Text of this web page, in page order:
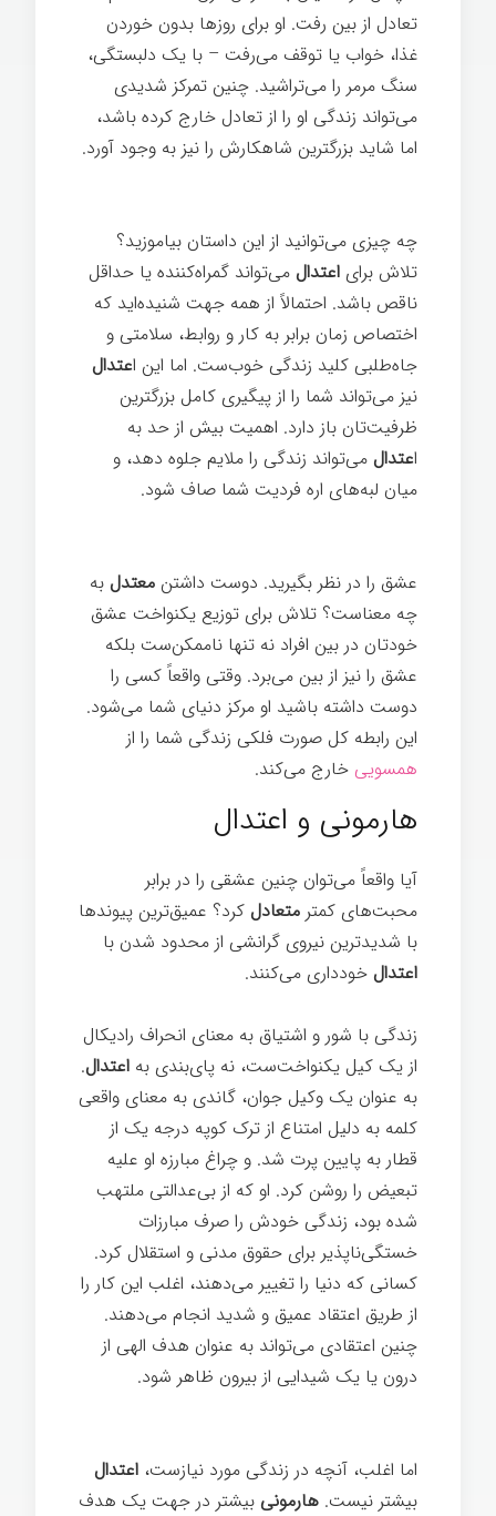
تعادل از بین رفت. او برای روزها بدون خوردن
غذا، خواب یا توقف می‌رفت – با یک دلبستگی،
سنگ مرمر را می‌تراشید. چنین تمرکز شدیدی
می‌تواند زندگی او را از تعادل خارج کرده باشد،
اما شاید بزرگترین شاهکارش را نیز به وجود آورد.
چه چیزی می‌توانید از این داستان بیاموزید؟
تلاش برای اعتدال می‌تواند گمراه‌کننده یا حداقل
ناقص باشد. احتمالاً از همه جهت شنیده‌اید که
اختصاص زمان برابر به کار و روابط، سلامتی و
جاه‌طلبی کلید زندگی خوب‌ست. اما این اعتدال
نیز می‌تواند شما را از پیگیری کامل بزرگترین
ظرفیت‌تان باز دارد. اهمیت بیش از حد به
اعتدال می‌تواند زندگی را ملایم جلوه دهد، و
میان لبه‌های اره فردیت شما صاف شود.
عشق را در نظر بگیرید. دوست داشتن معتدل به
چه معناست؟ تلاش برای توزیع یکنواخت عشق
خودتان در بین افراد نه تنها ناممکن‌ست بلکه
عشق را نیز از بین می‌برد. وقتی واقعاً کسی را
دوست داشته باشید او مرکز دنیای شما می‌شود.
این رابطه کل صورت فلکی زندگی شما را از
همسویی خارج می‌کند.
هارمونی و اعتدال
آیا واقعاً می‌توان چنین عشقی را در برابر
محبت‌های کمتر متعادل کرد؟ عمیق‌ترین پیوندها
با شدیدترین نیروی گرانشی از محدود شدن با
اعتدال خودداری می‌کنند.
زندگی با شور و اشتیاق به معنای انحراف رادیکال
از یک کیل یکنواخت‌ست، نه پای‌بندی به اعتدال.
به عنوان یک وکیل جوان، گاندی به معنای واقعی
کلمه به دلیل امتناع از ترک کوپه درجه یک از
قطار به پایین پرت شد. و چراغ مبارزه او علیه
تبعیض را روشن کرد. او که از بی‌عدالتی ملتهب
شده بود، زندگی خودش را صرف مبارزات
خستگی‌ناپذیر برای حقوق مدنی و استقلال کرد.
کسانی که دنیا را تغییر می‌دهند، اغلب این کار را
از طریق اعتقاد عمیق و شدید انجام می‌دهند.
چنین اعتقادی می‌تواند به عنوان هدف الهی از
درون یا یک شیدایی از بیرون ظاهر شود.
اما اغلب، آنچه در زندگی مورد نیازست، اعتدال
بیشتر نیست. هارمونی بیشتر در جهت یک هدف